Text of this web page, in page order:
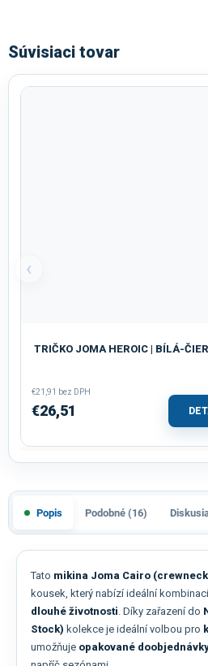
Súvisiaci tovar
‹
TRIČKO JOMA HEROIC | BÍLÁ-
€21,91 bez DPH
€26,51
Popis Podobné (16)
Tato mikina Joma Cairo
kousek, který nabízí ideální kombinaci
dlouhé životnosti. Díky zařazení do
Stock) kolekce je ideální volbou pro
umožňuje opakované